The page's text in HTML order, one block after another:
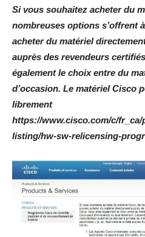
Si vous souhaitez acheter du
nombreuses options s’offrent
acheter du matériel
auprès des revendeurs
également le choix entre du
d’occasion. Le matériel Cisco
librement
https://www.cisco.com/c/
listing/hw-sw-relicensing-